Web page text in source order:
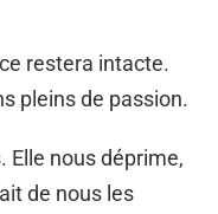
restera intacte.
pleins de passion.
Elle nous déprime,
de nous les